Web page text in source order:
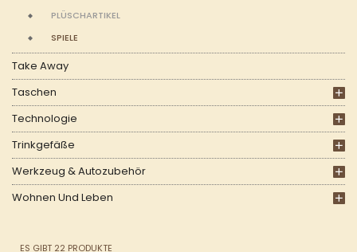
PLÜSCHARTIKEL
SPIELE
Take Away
Taschen
Technologie
Trinkgefäße
Werkzeug & Autozubehör
Wohnen Und Leben
ES GIBT 22 PRODUKTE